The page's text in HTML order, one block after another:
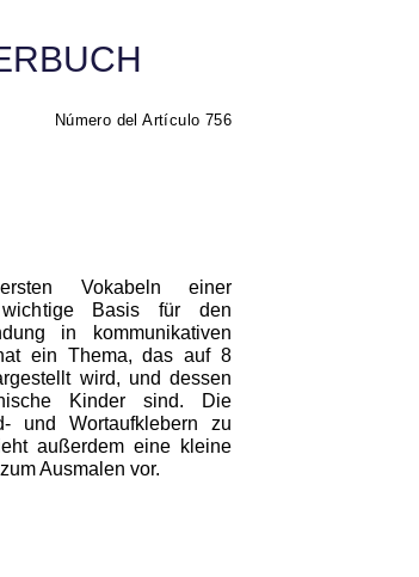
Número del Artículo 756
Vokabeln einer
wichtige Basis für den
in kommunikativen
ein Thema, das auf 8
wird, und dessen
Kinder sind. Die
und Wortaufklebern zu
außerdem eine kleine
Ausmalen vor.